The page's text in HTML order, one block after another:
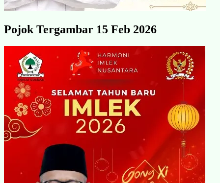
Pojok Tergambar 15 Feb 2026